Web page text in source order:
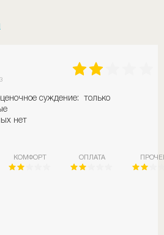
суждение: только
нет
КОМФОРТ ОПЛАТА